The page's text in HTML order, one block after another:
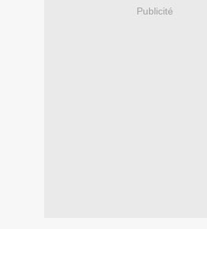
Publicité